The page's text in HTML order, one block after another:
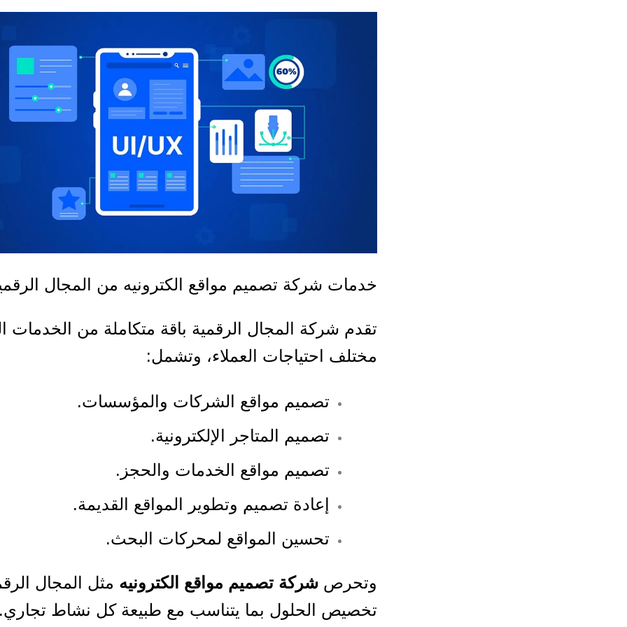
خدمات شركة تصميم مواقع الكترونيه من المجال
تقدم شركة المجال الرقمية باقة متكاملة من الخدمات
مختلف احتياجات العملاء، وتشمل:
تصميم مواقع الشركات والمؤسسات.
تصميم المتاجر الإلكترونية.
تصميم مواقع الخدمات والحجز.
إعادة تصميم وتطوير المواقع القديمة.
تحسين المواقع لمحركات البحث.
وتحرص شركة تصميم مواقع الكترونيه مثل المجال
تخصيص الحلول بما يتناسب مع طبيعة كل نشاط